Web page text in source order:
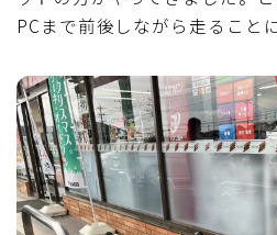
PCまで前後しながら走ること